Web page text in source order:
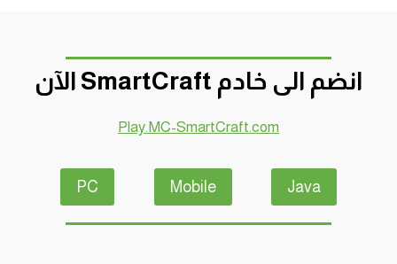
انضم الى خادم SmartCraft الآن
Play.MC-SmartCraft.com
Java
Mobile
PC